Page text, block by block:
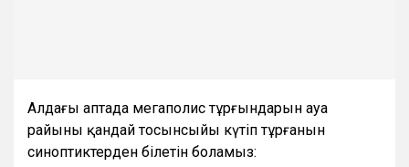
Алдағы аптада мегаполис тұрғындарын ауа
райының қандай тосынсыйы күтіп тұрғанын
синоптиктерден білетін боламыз: